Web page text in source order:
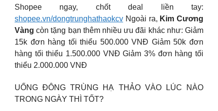
Shopee ngay, chốt deal liền tay:
shopee.vn/dongtrunghathaokcv Ngoài ra, Kim Cương
Vàngcòn tặng bạn thêm nhiều ưu đãi khác như: Giảm
15k đơn hàng tối thiểu 500.000 VNĐ Giảm 50k đơn
hàng tối thiểu 1.500.000 VNĐ Giảm 3% đơn hàng tối
thiểu 2.000.000 VNĐ
UỐNG ĐÔNG TRÙNG HẠ THẢO VÀO LÚC NÀO
TRONG NGÀY THÌ TỐT?